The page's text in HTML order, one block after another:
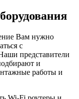
Вам нужно
с
представители
и
работы и